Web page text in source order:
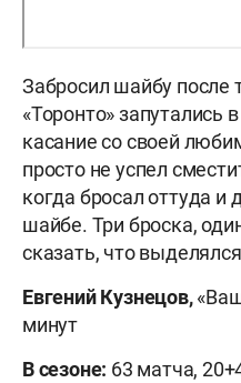
Забросил шайбу после
«Торонто» запутались
касание со своей
просто не успел
когда бросал оттуда и
шайбе. Три броска,
сказать, что
Евгений Кузнецов,
минут
В сезоне: 63 матча,